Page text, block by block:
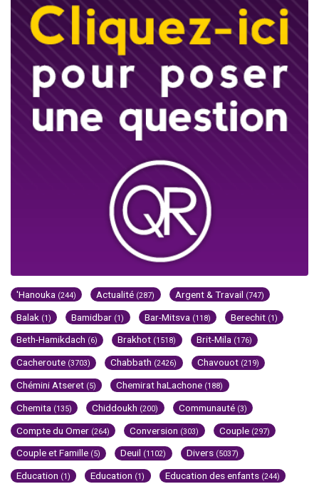
'Hanouka (244) Actualité (287) Argent & Travail (747)
Balak (1) Bamidbar (1) Bar-Mitsva (118) Berechit (1)
Beth-Hamikdach (6) Brakhot (1518) Brit-Mila (176)
Cacheroute (3703) Chabbath (2426) Chavouot (219)
Chémini Atseret (5) Chemirat haLachone (188)
Chemita (135) Chiddoukh (200) Communauté (3)
Compte du Omer (264) Conversion (303) Couple (297)
Couple et Famille (5) Deuil (1102) Divers (5037)
Education (1) Education (1) Education des enfants (244)